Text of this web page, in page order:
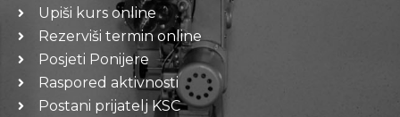
Upiši kurs online
Rezerviši termin online
Posjeti Ponijere
Raspored aktivnosti
Postani prijatelj KSC